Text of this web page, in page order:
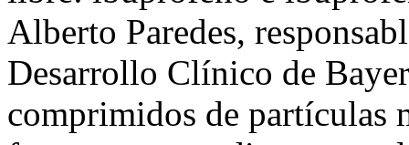
Alberto Paredes,
Desarrollo Clínico de
comprimidos de partículas